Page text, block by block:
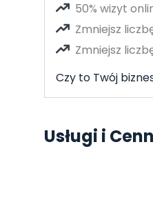
50% wizyt
Zmniejsz
Zmniejsz
Czy to Twój
Usługi i